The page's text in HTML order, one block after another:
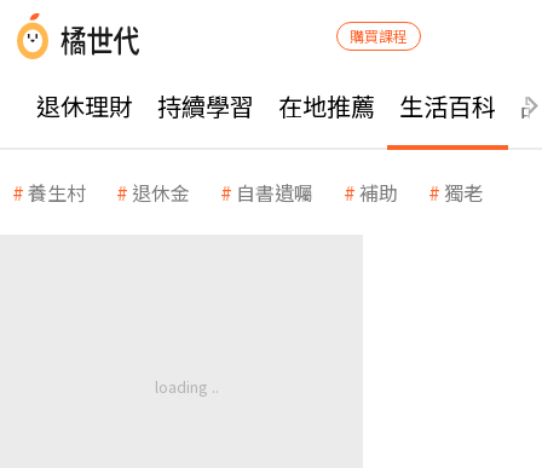
購買課程
退休理財 持續學習 在地推薦 生活百科
養生村 退休金 自書遺囑 補助 獨老